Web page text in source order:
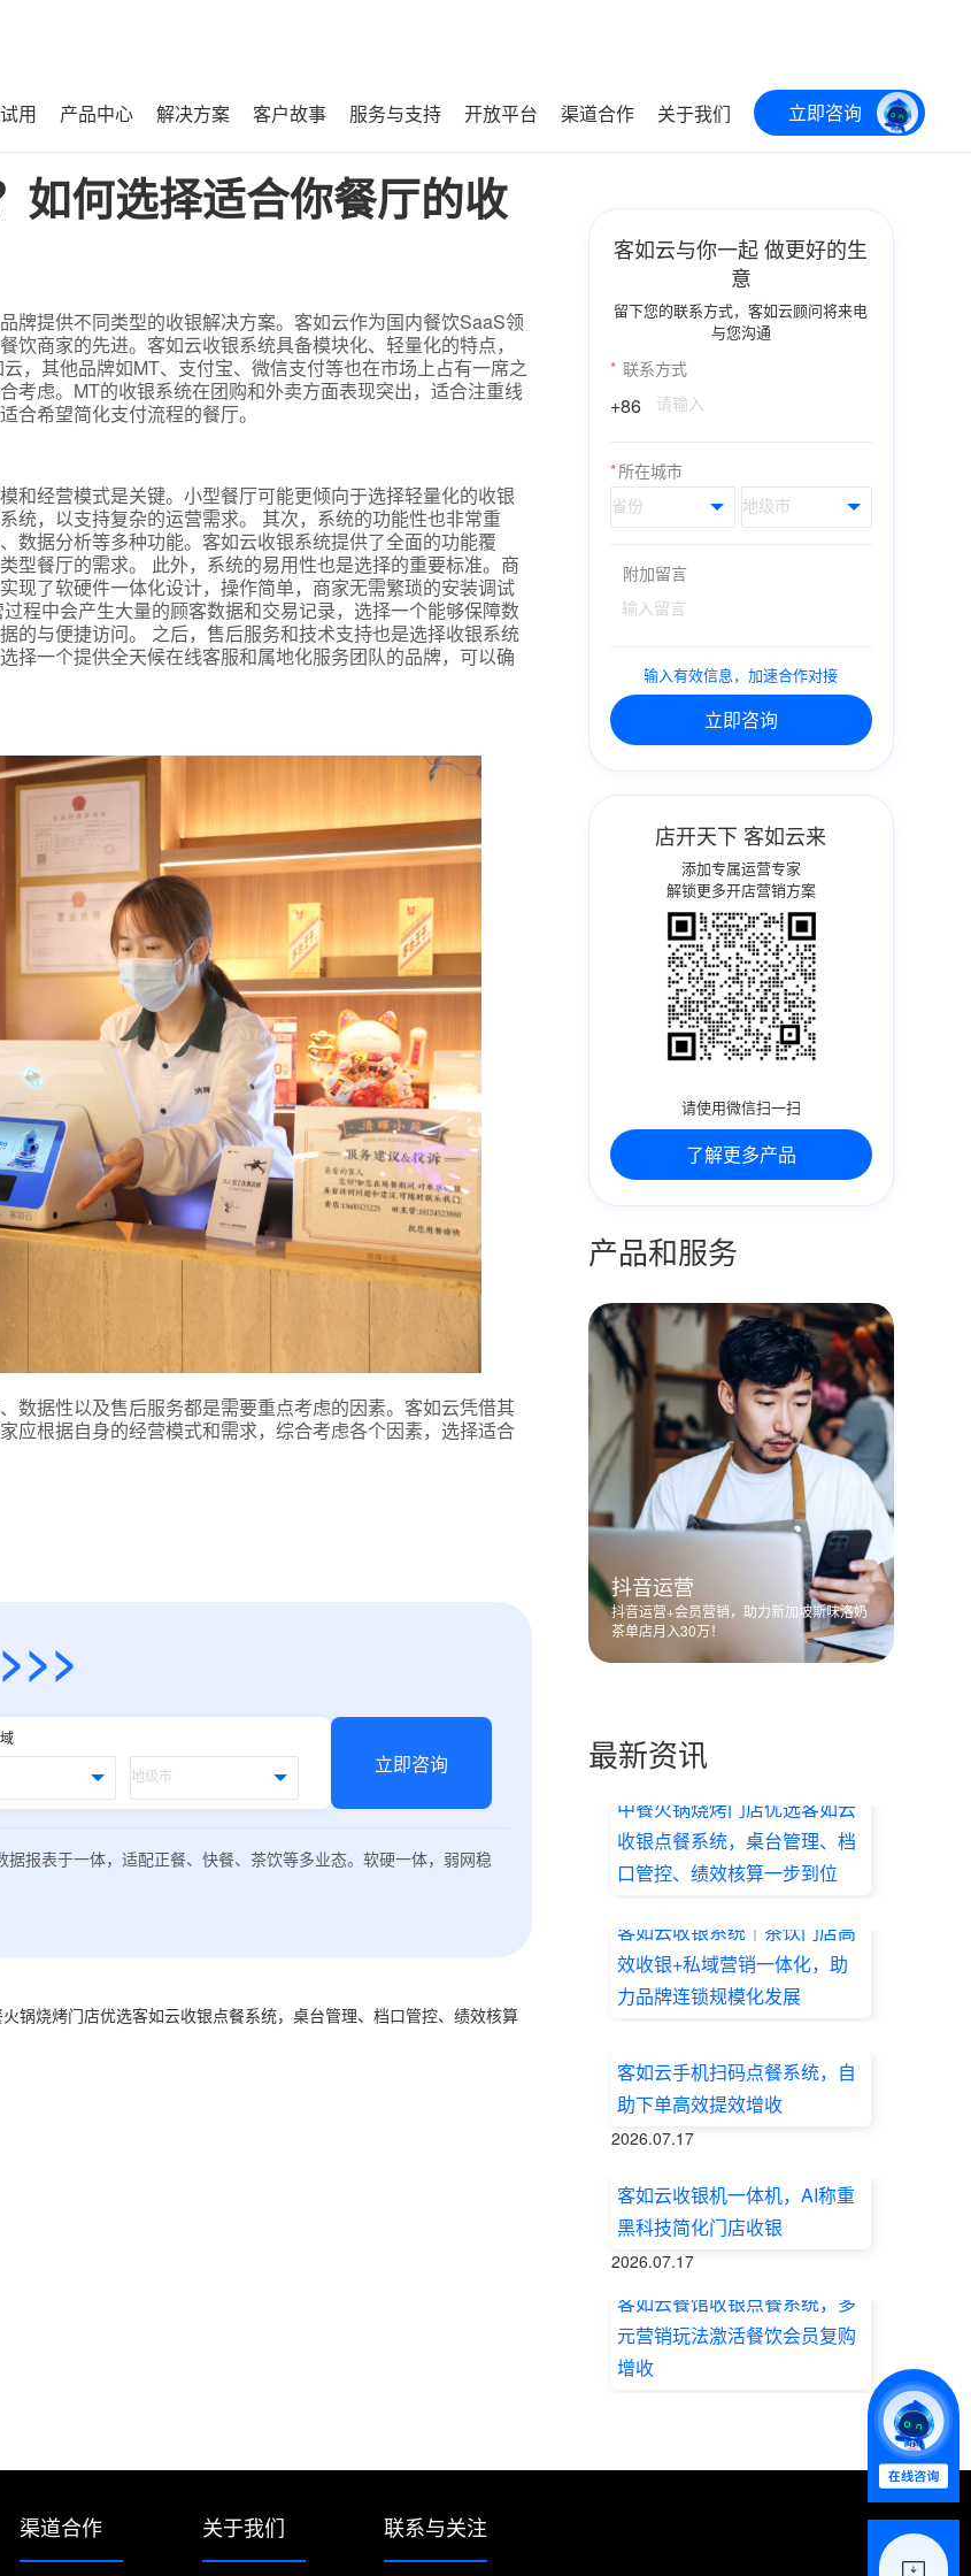
用 产品中心 解决方案 客户故事 服务与支持 开放平台 渠道合作 关于我们 立即咨询
如何选择适合你餐厅的收
牌提供不同类型的收银解决方案。客如云作为国内餐饮SaaS领
商家的先进。客如云收银系统具备模块化、轻量化的特点，
，其他品牌如MT、支付宝、微信支付等也在市场上占有一席之
考虑。MT的收银系统在团购和外卖方面表现突出，适合注重线
合希望简化支付流程的餐厅。
和经营模式是关键。小型餐厅可能更倾向于选择轻量化的收银
统，以支持复杂的运营需求。 其次，系统的功能性也非常重
数据分析等多种功能。客如云收银系统提供了全面的功能覆
型餐厅的需求。 此外，系统的易用性也是选择的重要标准。商
现了软硬件一体化设计，操作简单，商家无需繁琐的安装调试
程中会产生大量的顾客数据和交易记录，选择一个能够保障数
的与便捷访问。 之后，售后服务和技术支持也是选择收银系统
择一个提供全天候在线客服和属地化服务团队的品牌，可以确
数据性以及售后服务都是需要重点考虑的因素。客如云凭借其
应根据自身的经营模式和需求，综合考虑各个因素，选择适合
立即咨询
报表于一体，适配正餐、快餐、茶饮等多业态。软硬一体，弱网稳
锅烧烤门店优选客如云收银点餐系统，桌台管理、档口管控、绩效核算
客如云与你一起 做更好的生
意
留下您的联系方式，客如云顾问将来电
与您沟通
* 联系方式
+86
*所在城市
附加留言
输入有效信息，加速合作对接
立即咨询
店开天下 客如云来
添加专属运营专家
解锁更多开店营销方案
请使用微信扫一扫
了解更多产品
产品和服务
抖音运营
抖音运营+会员营销，助力新加坡斯味洛奶
茶单店月入30万！
最新资讯
中餐火锅烧烤门店优选客如云
收银点餐系统，桌台管理、档
口管控、绩效核算一步到位
客如云收银系统｜茶饮门店高
效收银+私域营销一体化，助
力品牌连锁规模化发展
客如云手机扫码点餐系统，自
助下单高效提效增收
2026.07.17
客如云收银机一体机，AI称重
黑科技简化门店收银
2026.07.17
客如云餐馆收银点餐系统，多
元营销玩法激活餐饮会员复购
增收
渠道合作 关于我们 联系与关注